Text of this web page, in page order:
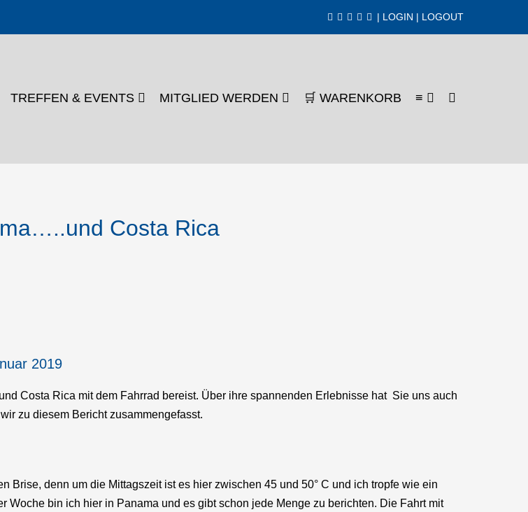
| LOGIN | LOGOUT
TREFFEN & EVENTS MITGLIED WERDEN 🛒 WARENKORB ≡
SUCHE-
Costa Rica
2019
Costa Rica mit dem Fahrrad bereist. Über ihre spannenden Erlebnisse hat Sie uns auch
zu diesem Bericht zusammengefasst.
Brise, denn um die Mittagszeit ist es hier zwischen 45 und 50° C und ich tropfe wie ein
bin ich hier in Panama und es gibt schon jede Menge zu berichten. Die Fahrt mit